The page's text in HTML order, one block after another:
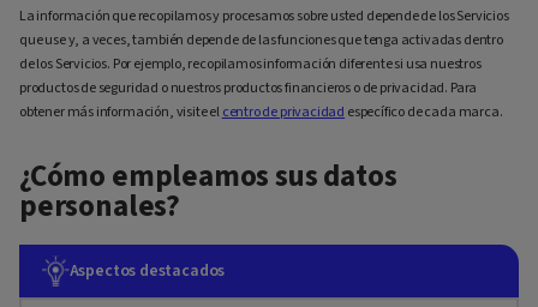
La información que recopilamos y procesamos sobre usted depende de los Servicios
que use y, a veces, también depende de las funciones que tenga activadas dentro
de los Servicios. Por ejemplo, recopilamos información diferente si usa nuestros
productos de seguridad o nuestros productos financieros o de privacidad. Para
obtener más información, visite elcentro de privacidad específico de cada marca.
¿Cómo empleamos sus datos
personales?
Aspectos destacados